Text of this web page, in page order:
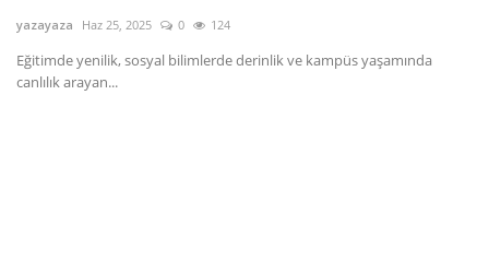
Dil
English
yazayaza Haz 25, 2025 0 124
Eğitimde yenilik, sosyal bilimlerde derinlik ve kampüs yaşamında
canlılık arayan...